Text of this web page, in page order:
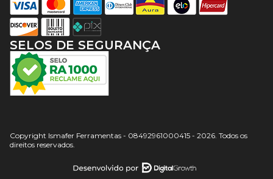
SELOS DE SEGURANÇA
Copyright Ismafer Ferramentas - 08492961000415 - 2026. Todos os
direitos reservados.